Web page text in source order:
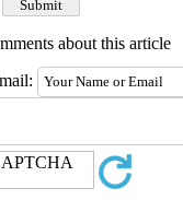
about this article